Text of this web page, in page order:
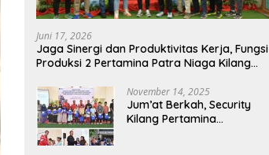
Juni 17, 2026
Jaga Sinergi dan Produktivitas Kerja, Fungsi
Produksi 2 Pertamina Patra Niaga Kilang
November 14, 2025
Jum’at Berkah, Security
Kilang Pertamina